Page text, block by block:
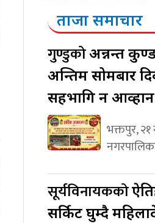
ताजा समाचार
गुण्डुकोअन्नन्त
अन्तिम सोमबार
सहभागि हुन आव्हान
भक्तपुर,
सूर्यविनायकको
सर्किट घुम्दै